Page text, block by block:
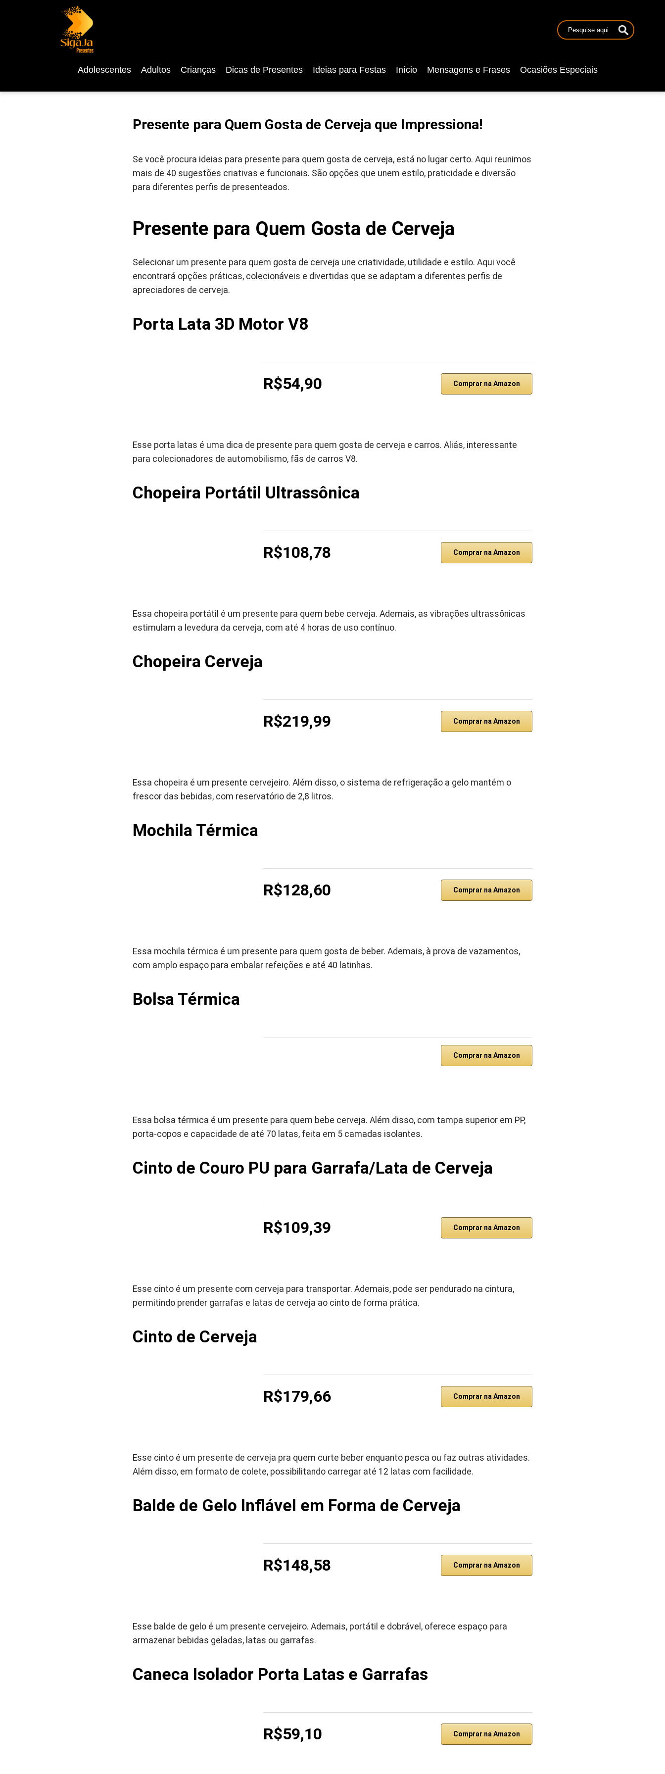
Adolescentes Adultos Crianças Dicas de Presentes Ideias para Festas Início Mensagens e Frases Ocasiões Especiais
Presente para Quem Gosta de Cerveja que Impressiona!
Se você procura ideias para presente para quem gosta de cerveja, está no lugar certo. Aqui reunimos
mais de 40 sugestões criativas e funcionais. São opções que unem estilo, praticidade e diversão
para diferentes perfis de presenteados.
Presente para Quem Gosta de Cerveja
Selecionar um presente para quem gosta de cerveja une criatividade, utilidade e estilo. Aqui você
encontrará opções práticas, colecionáveis e divertidas que se adaptam a diferentes perfis de
apreciadores de cerveja.
Porta Lata 3D Motor V8
R$54,90 Comprar na Amazon
Esse porta latas é uma dica de presente para quem gosta de cerveja e carros. Aliás, interessante
para colecionadores de automobilismo, fãs de carros V8.
Chopeira Portátil Ultrassônica ‎
R$108,78 Comprar na Amazon
Essa chopeira portátil é um presente para quem bebe cerveja. Ademais, as vibrações ultrassônicas
estimulam a levedura da cerveja, com até 4 horas de uso contínuo.
Chopeira Cerveja ‎
R$219,99 Comprar na Amazon
Essa chopeira é um presente cervejeiro. Além disso, o sistema de refrigeração a gelo mantém o
frescor das bebidas, com reservatório de 2,8 litros.
Mochila Térmica ‎
R$128,60 Comprar na Amazon
Essa mochila térmica é um presente para quem gosta de beber. Ademais, à prova de vazamentos,
com amplo espaço para embalar refeições e até 40 latinhas.
Bolsa Térmica ‎
Comprar na Amazon
Essa bolsa térmica é um presente para quem bebe cerveja. Além disso, com tampa superior em PP,
porta-copos e capacidade de até 70 latas, feita em 5 camadas isolantes.
Cinto de Couro PU para Garrafa/Lata de Cerveja
R$109,39 Comprar na Amazon
Esse cinto é um presente com cerveja para transportar. Ademais, pode ser pendurado na cintura,
permitindo prender garrafas e latas de cerveja ao cinto de forma prática.
Cinto de Cerveja ‎
R$179,66 Comprar na Amazon
Esse cinto é um presente de cerveja pra quem curte beber enquanto pesca ou faz outras atividades.
Além disso, em formato de colete, possibilitando carregar até 12 latas com facilidade.
Balde de Gelo Inflável em Forma de Cerveja ‎
R$148,58 Comprar na Amazon
Esse balde de gelo é um presente cervejeiro. Ademais, portátil e dobrável, oferece espaço para
armazenar bebidas geladas, latas ou garrafas.
Caneca Isolador Porta Latas e Garrafas
R$59,10 Comprar na Amazon